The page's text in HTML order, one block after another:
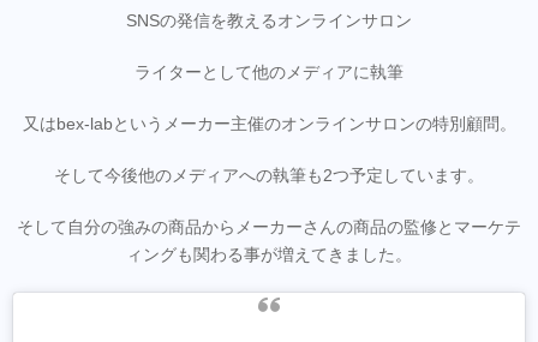
SNSの発信を教えるオンラインサロン
ライターとして他のメディアに執筆
又はbex-labというメーカー主催のオンラインサロンの特別顧問。
そして今後他のメディアへの執筆も2つ予定しています。
そして自分の強みの商品からメーカーさんの商品の監修とマーケテ
ィングも関わる事が増えてきました。